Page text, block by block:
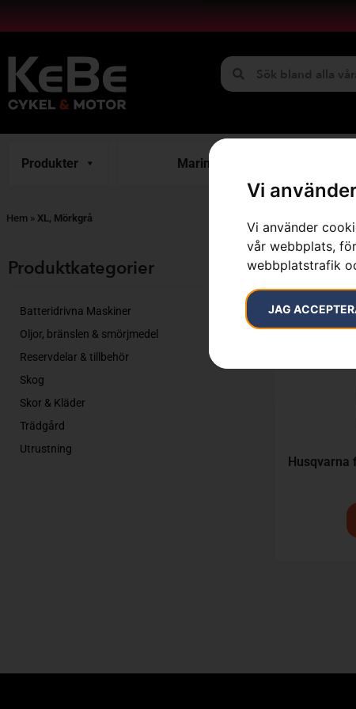
Vi
Vi använder
vår webbplats,
webbplatstrafik
JAG
Produkter Marint
Hem » XL, Mörkgrå
Produktkategorier​
Batteridrivna Maskiner
Oljor, bränslen & smörjmedel
Reservdelar & tillbehör
Skog
Skor & Kläder
Trädgård
Utrustning
Visar alla 3
Husqvarna